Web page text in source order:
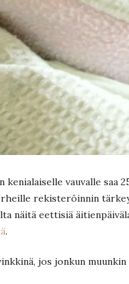
kenialaiselle vauvalle saa
rekisteröinnin
näitä eettisiä
.
jos jonkun